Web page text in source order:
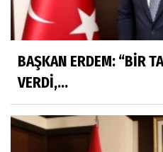
BAŞKAN ERDEM: “BİR
VERDİ,...